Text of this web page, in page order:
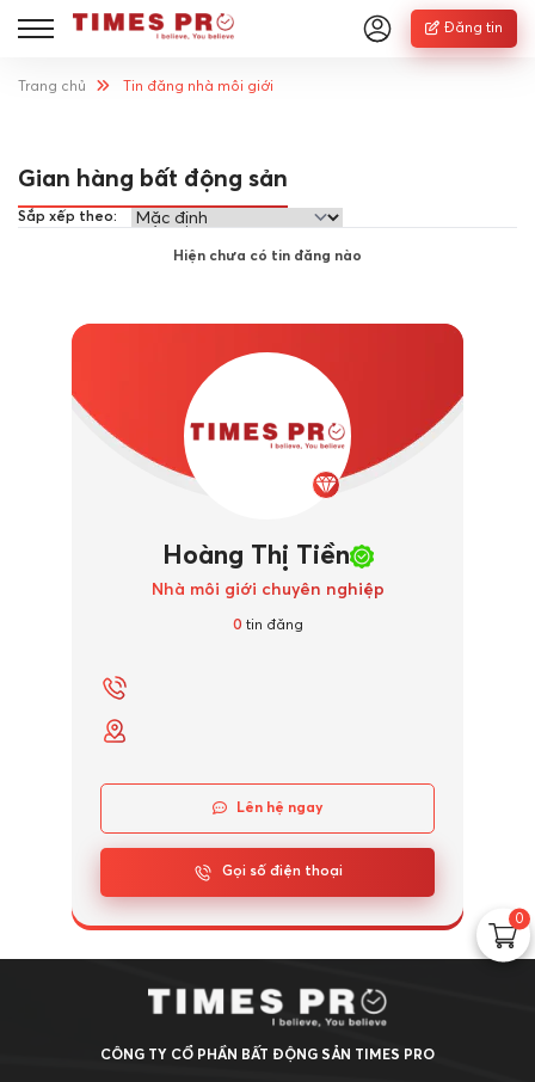
0
Đăng tin
Trang chủ Tin đăng nhà môi giới
Hoàng Thị Tiền
Nhà môi giới chuyên nghiệp
0 tin đăng
Lên hệ ngay
Gọi số điện thoại
Gian hàng bất động sản
Sắp xếp theo:
Hiện chưa có tin đăng nào
CÔNG TY CỔ PHẦN BẤT ĐỘNG SẢN TIMES PRO